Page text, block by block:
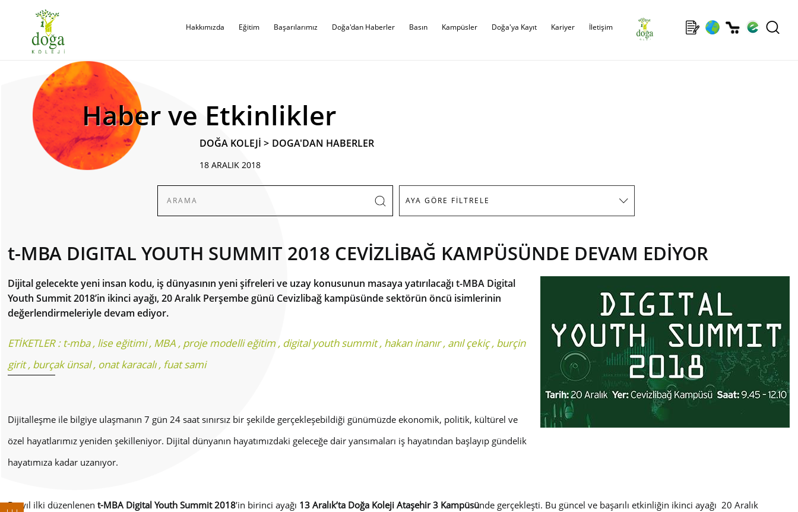
Hakkımızda Eğitim Başarılarımız Doğa'dan Haberler Basın Kampüsler Doğa'ya Kayıt Kariyer İletişim
Haber ve Etkinlikler
DOĞA KOLEJİ > DOGA'DAN HABERLER
18 ARALIK 2018
t-MBA DIGITAL YOUTH SUMMIT 2018 CEVİZLİBAĞ KAMPÜSÜNDE DEVAM EDİYOR
Dijital gelecekte yeni insan kodu, iş dünyasının yeni şifreleri ve uzay konusunun masaya yatırılacağı t-MBA Digital
Youth Summit 2018’in ikinci ayağı, 20 Aralık Perşembe günü Cevizlibağ kampüsünde sektörün öncü isimlerinin
değerlendirmeleriyle devam ediyor.
ETİKETLER : t-mba, lise eğitimi, MBA , proje modelli eğitim , digital youth summit, hakan inanır, anıl çekiç, burçin
girit, burçak ünsal, onat karacalı, fuat sami
Dijitalleşme ile bilgiye ulaşmanın 7 gün 24 saat sınırsız bir şekilde gerçekleşebildiği günümüzde ekonomik, politik, kültürel ve
özel hayatlarımız yeniden şekilleniyor. Dijital dünyanın hayatımızdaki geleceğe dair yansımaları iş hayatından başlayıp gündelik
hayatımıza kadar uzanıyor.
Bu yıl ilki düzenlenent-MBA Digital Youth Summit 2018’in birinci ayağı 13 Aralık’ta Doğa Koleji Ataşehir 3 Kampüsünde gerçekleşti. Bu güncel ve başarılı etkinliğin ikinci ayağı 20 Aralık